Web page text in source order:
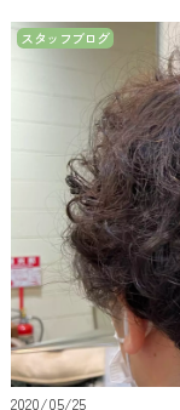
スタッフブログ
2020/05/25